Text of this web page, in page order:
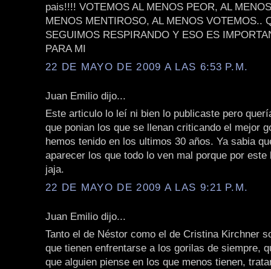
pais!!!! VOTEMOS AL MENOS PEOR, AL
MENOS MENTIROSO, AL MENOS VOTEMOS..
SEGUIMOS RESPIRANDO Y ESO ES
PARA MI
22 DE MAYO DE 2009 A LAS 6:53 P.M.
Juan Emilio dijo...
Este articulo lo leí ni bien lo publicaste pero
que ponian los que se llenan criticando el mejor
hemos tenido en los ultimos 30 años. Ya sabia
aparecer los que todo lo ven mal porque por este
jaja.
22 DE MAYO DE 2009 A LAS 9:21 P.M.
Juan Emilio dijo...
Tanto el de Néstor como el de Cristina Kirchner
que tienen enfrentarse a los gorilas de siempre,
que alguien piense en los que menos tienen,